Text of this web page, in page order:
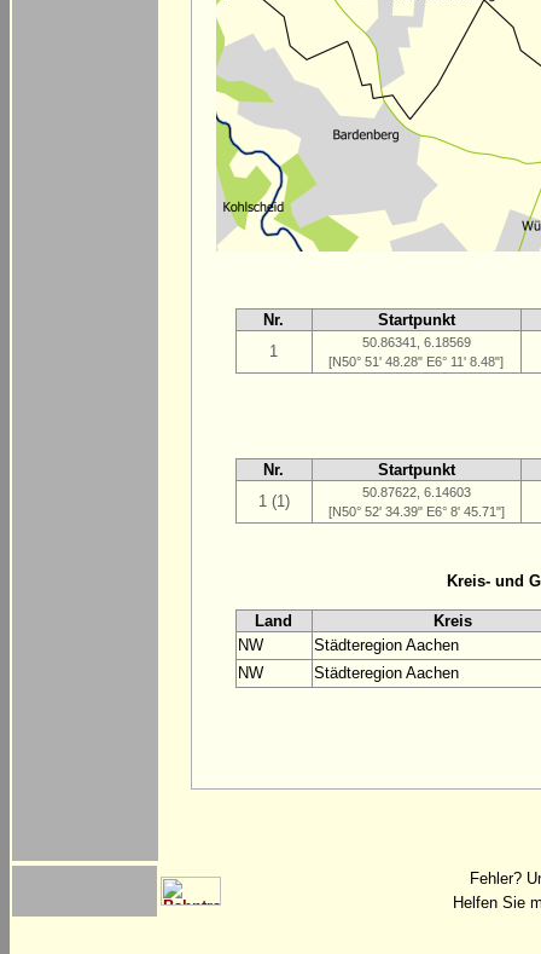
Nr.
Startpunkt
1
50.86341, 6.18569
[N50° 51' 48.28" E6° 11' 8.48"]
Nr.
Startpunkt
1 (1)
50.87622, 6.14603
[N50° 52' 34.39" E6° 8' 45.71"]
Kreis- und
Land
Kreis
NW
Städteregion Aachen
NW
Städteregion Aachen
Fehler?
Helfen Sie